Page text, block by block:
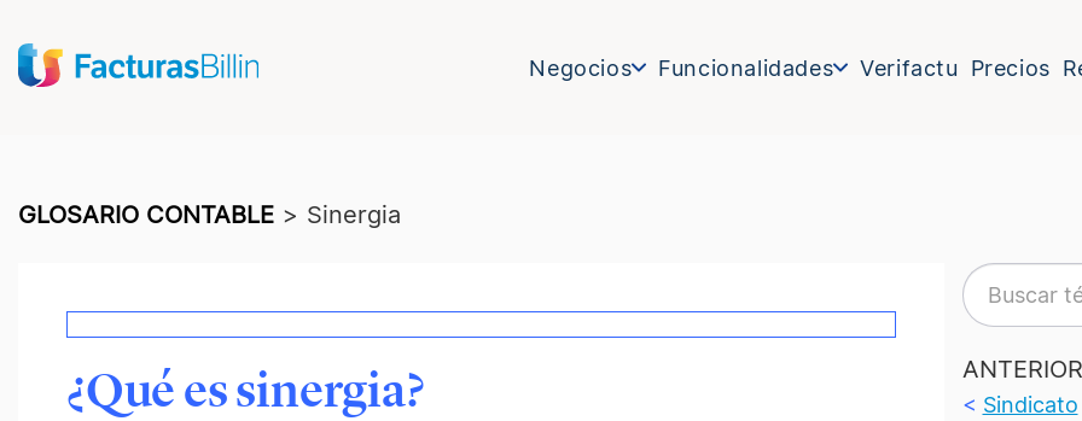
Negocios Funcionalidades Verifactu Precios
GLOSARIO CONTABLE > Sinergia
¿Qué es sinergia? ANTERIOR
< Sindicato